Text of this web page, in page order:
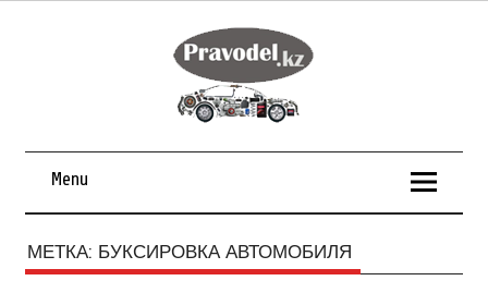
Menu
МЕТКА: БУКСИРОВКА АВТОМОБИЛЯ